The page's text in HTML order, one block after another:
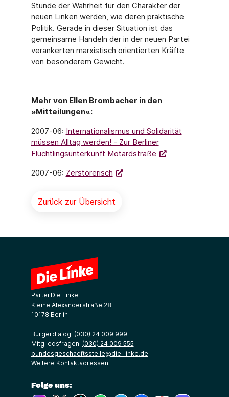
Stunde der Wahrheit für den Charakter der
neuen Linken werden, wie deren praktische
Politik. Gerade in dieser Situation ist das
gemeinsame Handeln der in der neuen Partei
verankerten marxistisch orientierten Kräfte
von besonderem Gewicht.
Mehr von Ellen Brombacher in den
»Mitteilungen«:
2007-06: Internationalismus und Solidarität
müssen Alltag werden! - Zur Berliner
Flüchtlingsunterkunft Motardstraße
2007-06: Zerstörerisch
Zurück zur Übersicht
Partei Die Linke
Kleine Alexanderstraße 28
10178 Berlin
Bürgerdialog: (030) 24 009 999
Mitgliedsfragen: (030) 24 009 555
bundesgeschaeftsstelle@die-linke.de
Weitere Kontaktadressen
Folge uns: